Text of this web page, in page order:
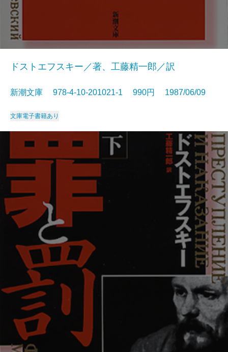
ドストエフスキー／著、工藤精一郎／訳
新潮文庫 978-4-10-201021-1 990円 1987/06/09
文庫電子書籍あり